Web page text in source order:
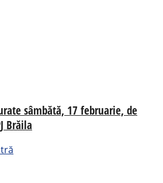
sâmbătă, 17 februarie, de
Brăila